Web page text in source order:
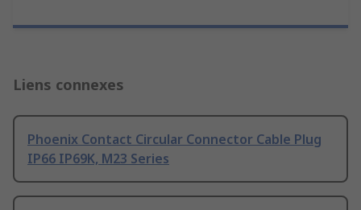
Liens connexes
Phoenix Contact Circular Connector Cable Plug
IP66 IP69K, M23 Series